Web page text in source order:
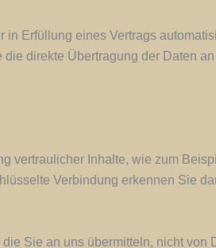
Erfüllung eines Vertrags
direkte Übertragung der Daten
vertraulicher Inhalte, wie zum
Verbindung erkennen Sie
Sie an uns übermitteln, nicht von